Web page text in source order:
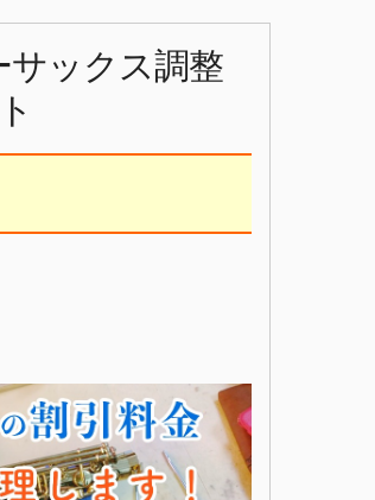
ックス調整